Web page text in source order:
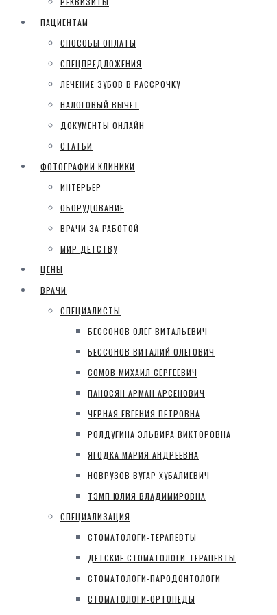
ПАЦИЕНТАМ
СПОСОБЫ ОПЛАТЫ
СПЕЦПРЕДЛОЖЕНИЯ
ЛЕЧЕНИЕ ЗУБОВ В РАССРОЧКУ
НАЛОГОВЫЙ ВЫЧЕТ
ДОКУМЕНТЫ ОНЛАЙН
СТАТЬИ
ФОТОГРАФИИ КЛИНИКИ
ИНТЕРЬЕР
ОБОРУДОВАНИЕ
ВРАЧИ ЗА РАБОТОЙ
МИР ДЕТСТВУ
ЦЕНЫ
ВРАЧИ
СПЕЦИАЛИСТЫ
БЕССОНОВ ОЛЕГ ВИТАЛЬЕВИЧ
БЕССОНОВ ВИТАЛИЙ ОЛЕГОВИЧ
СОМОВ МИХАИЛ СЕРГЕЕВИЧ
ПАНОСЯН АРМАН АРСЕНОВИЧ
ЧЕРНАЯ ЕВГЕНИЯ ПЕТРОВНА
РОЛДУГИНА ЭЛЬВИРА ВИКТОРОВНА
ЯГОДКА МАРИЯ АНДРЕЕВНА
НОВРУЗОВ ВУГАР ХУБАЛИЕВИЧ
ТЭМП ЮЛИЯ ВЛАДИМИРОВНА
СПЕЦИАЛИЗАЦИЯ
СТОМАТОЛОГИ-ТЕРАПЕВТЫ
ДЕТСКИЕ СТОМАТОЛОГИ-ТЕРАПЕВТЫ
СТОМАТОЛОГИ-ПАРОДОНТОЛОГИ
СТОМАТОЛОГИ-ОРТОПЕДЫ